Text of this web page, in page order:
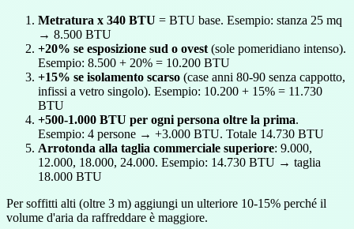
Metratura x 340 BTU = BTU base. Esempio: stanza 25 mq
→ 8.500 BTU
+20% se esposizione sud o ovest (sole pomeridiano intenso).
Esempio: 8.500 + 20% = 10.200 BTU
+15% se isolamento scarso (case anni 80-90 senza cappotto,
infissi a vetro singolo). Esempio: 10.200 + 15% = 11.730
BTU
+500-1.000 BTU per ogni persona oltre la prima.
Esempio: 4 persone → +3.000 BTU. Totale 14.730 BTU
Arrotonda alla taglia commerciale superiore: 9.000,
12.000, 18.000, 24.000. Esempio: 14.730 BTU → taglia
18.000 BTU
Per soffitti alti (oltre 3 m) aggiungi un ulteriore 10-15% perché il
volume d'aria da raffreddare è maggiore.